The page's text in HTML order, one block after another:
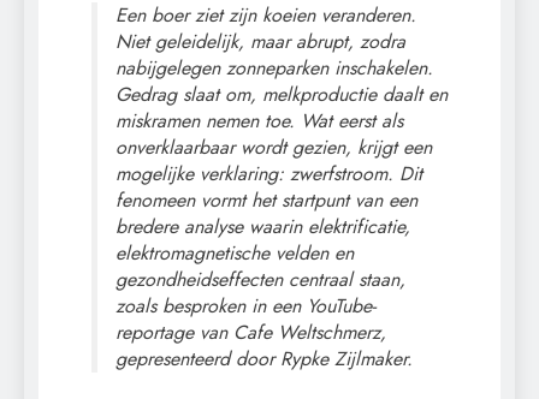
Een boer ziet zijn koeien veranderen.
Niet geleidelijk, maar abrupt, zodra
nabijgelegen zonneparken inschakelen.
Gedrag slaat om, melkproductie daalt en
miskramen nemen toe. Wat eerst als
onverklaarbaar wordt gezien, krijgt een
mogelijke verklaring: zwerfstroom. Dit
fenomeen vormt het startpunt van een
bredere analyse waarin elektrificatie,
elektromagnetische velden en
gezondheidseffecten centraal staan,
zoals besproken in een YouTube-
reportage van Cafe Weltschmerz,
gepresenteerd door Rypke Zijlmaker.